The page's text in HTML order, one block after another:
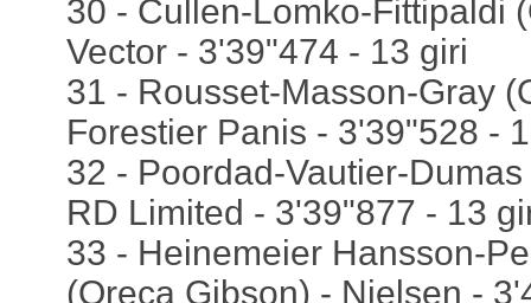
30 - Cullen-Lomko-Fittipaldi
Vector - 3'39"474 - 13 giri
31 - Rousset-Masson-Gray
Forestier Panis - 3'39"528 -
32 - Poordad-Vautier-
RD Limited - 3'39"877 - 13
33 - Heinemeier Hansson-
(Oreca Gibson) - Nielsen -